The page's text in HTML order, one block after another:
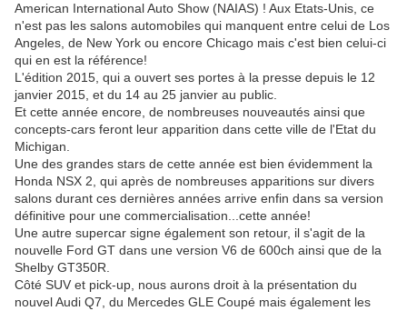
American International Auto Show (NAIAS) ! Aux Etats-Unis, ce
n'est pas les salons automobiles qui manquent entre celui de Los
Angeles, de New York ou encore Chicago mais c'est bien celui-ci
qui en est la référence!
L'édition 2015, qui a ouvert ses portes à la presse depuis le 12
janvier 2015, et du 14 au 25 janvier au public.
Et cette année encore, de nombreuses nouveautés ainsi que
concepts-cars feront leur apparition dans cette ville de l'Etat du
Michigan.
Une des grandes stars de cette année est bien évidemment la
Honda NSX 2, qui après de nombreuses apparitions sur divers
salons durant ces dernières années arrive enfin dans sa version
définitive pour une commercialisation...cette année!
Une autre supercar signe également son retour, il s'agit de la
nouvelle Ford GT dans une version V6 de 600ch ainsi que de la
Shelby GT350R.
Côté SUV et pick-up, nous aurons droit à la présentation du
nouvel Audi Q7, du Mercedes GLE Coupé mais également les